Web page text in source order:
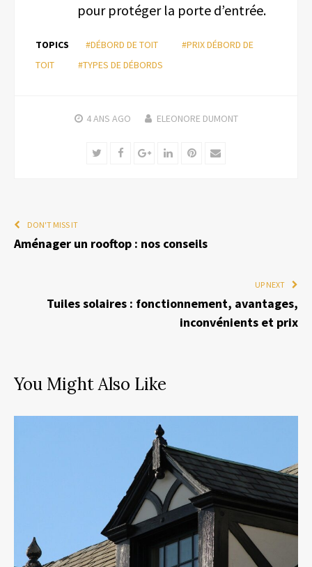
pour protéger la porte d’entrée.
TOPICS #DÉBORD DE TOIT
#PRIX DÉBORD DE
TOIT
#TYPES DE DÉBORDS
4 ANS AGO ELEONORE DUMONT
TwitterFacebookGoogle+LinkedInPinterest
Email
DON'T MISS IT
Aménager un rooftop : nos conseils
UP NEXT
Tuiles solaires : fonctionnement, avantages,
inconvénients et prix
You Might Also Like